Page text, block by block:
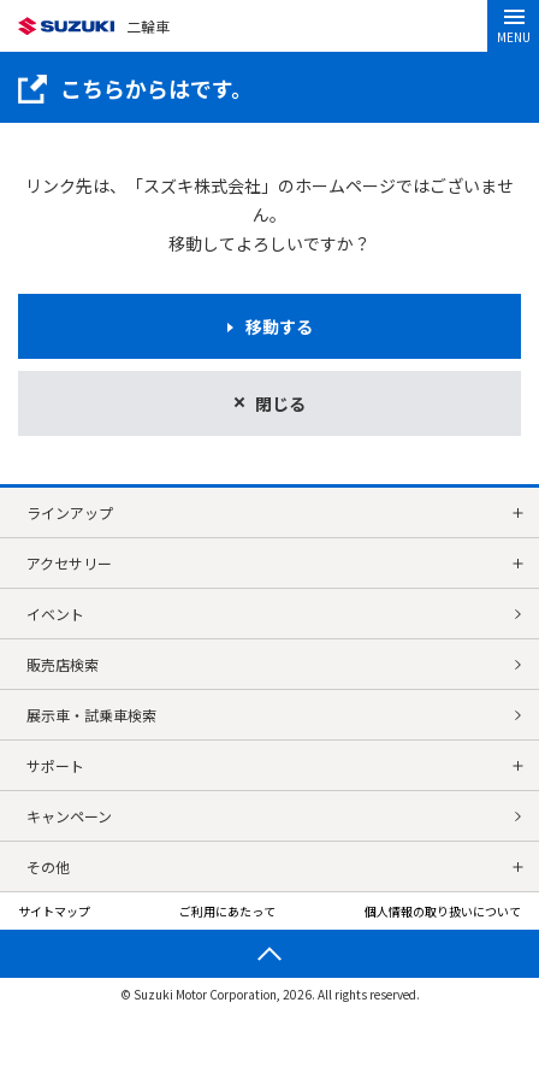
二輪車
MENU
こちらからはです。
リンク先は、「スズキ株式会社」のホームページではございませ
ん。
移動してよろしいですか？
閉じる
移動する
ラインアップ
アクセサリー
イベント
販売店検索
展示車・試乗車検索
サポート
キャンペーン
その他
サイトマップ ご利用にあたって 個人情報の取り扱いについて
© Suzuki Motor Corporation, 2026. All rights reserved.